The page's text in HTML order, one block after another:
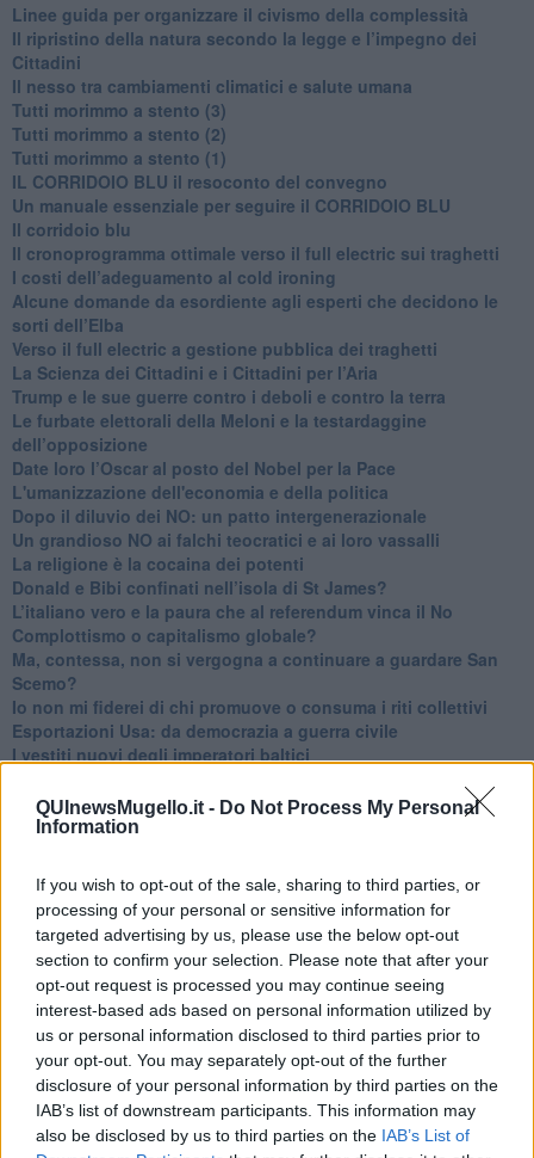
QUInewsMugello.it - Do Not Process My Personal
Information
If you wish to opt-out of the sale, sharing to third parties, or
processing of your personal or sensitive information for
targeted advertising by us, please use the below opt-out
section to confirm your selection. Please note that after your
opt-out request is processed you may continue seeing
interest-based ads based on personal information utilized by
us or personal information disclosed to third parties prior to
your opt-out. You may separately opt-out of the further
disclosure of your personal information by third parties on the
IAB’s list of downstream participants. This information may
also be disclosed by us to third parties on the IAB’s List of
​Linee guida per organizzare il civismo della complessità
​Il ripristino della natura secondo la legge e l’impegno dei
Cittadini
Il nesso tra cambiamenti climatici e salute umana
Tutti morimmo a stento (3)
Tutti morimmo a stento (2)
​Tutti morimmo a stento (1)
IL CORRIDOIO BLU il resoconto del convegno
Un manuale essenziale per seguire il CORRIDOIO BLU
Il corridoio blu
​Il cronoprogramma ottimale verso il full electric sui traghetti
​I costi dell’adeguamento al cold ironing
Alcune domande da esordiente agli esperti che decidono le
sorti dell’Elba
Verso il full electric a gestione pubblica dei traghetti​
​La Scienza dei Cittadini e i Cittadini per l’Aria
Trump e le sue guerre contro i deboli e contro la terra
​Le furbate elettorali della Meloni e la testardaggine
dell’opposizione
​Date loro l’Oscar al posto del Nobel per la Pace
L'umanizzazione dell'economia e della politica
​Dopo il diluvio dei NO: un patto intergenerazionale
​Un grandioso NO ai falchi teocratici e ai loro vassalli
La religione è la cocaina dei potenti
Donald e Bibi confinati nell’isola di St James?
L’italiano vero e la paura che al referendum vinca il No
​Complottismo o capitalismo globale?
​Ma, contessa, non si vergogna a continuare a guardare San
Scemo?
​Io non mi fiderei di chi promuove o consuma i riti collettivi
Esportazioni Usa: da democrazia a guerra civile
​I vestiti nuovi degli imperatori baltici
​Il Wild West di Trump
​La depressione infantile di Roger Waters e la propaganda di
​La disinformazione climatica veicolata dai media
Senza una Retta Visione l’Uomo è un automa
​La propaganda bellica nostrana vs l’hasbarà dei sionisti
​La cleptocrazia e lo studio sociologico della propaganda di
guerra
​Uccidere per gioco: il cacciatore e chi vuole armarsi
​La Cop 30 di Belem giorno per giorno
La Cop 30, i crimini e i misfatti verso la vita sulla terra
Arrostire il pianeta: le grandi emissioni della carne e dei
latticini
​Cop 30, uragani e riconversione delle spese militari
La responsabilità storica della morte sulla terra